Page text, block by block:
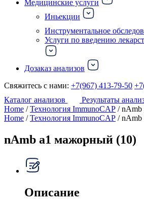
Медицинские услуги
Иньекции
Инструментальное
Услуги по введению
Дозаказ анализов
Свяжитесь с нами: +7(967) 413-79-50
Каталог анализов
Результаты
Home /Технология ImmunoCAP /
Home /Технология ImmunoCAP /
nAmb a1 мажорный (10)
Описание